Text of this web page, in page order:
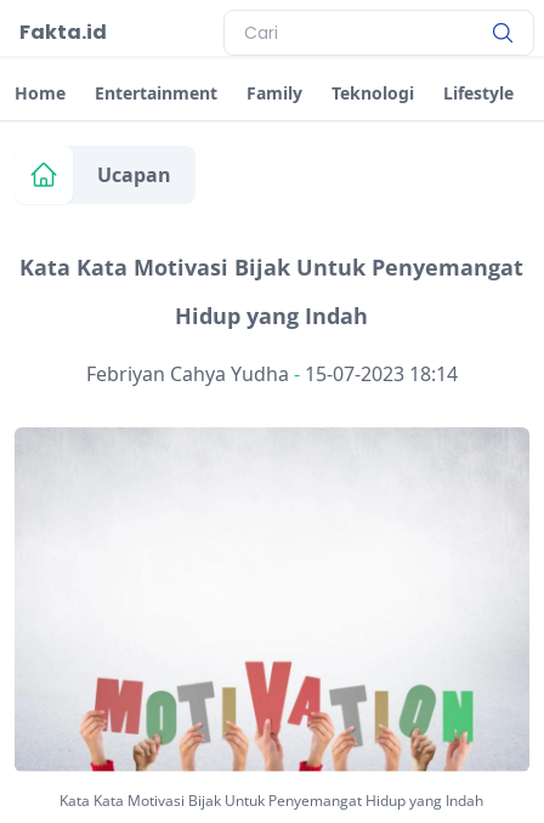
Fakta.id
Home Entertainment Family Teknologi Lifestyle
Ucapan
Kata Kata Motivasi Bijak Untuk Penyemangat
Hidup yang Indah
Febriyan Cahya Yudha - 15-07-2023 18:14
Kata Kata Motivasi Bijak Untuk Penyemangat Hidup yang Indah